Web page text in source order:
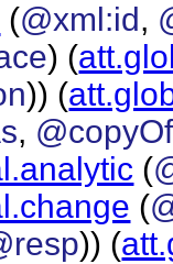
(@xml:id,
) (
)) (
, @copyOf
(
(
)) (